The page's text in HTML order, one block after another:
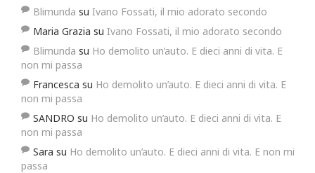
Blimunda su Ivano Fossati, il mio adorato secondo
Maria Grazia su Ivano Fossati, il mio adorato secondo
Blimunda su Ho demolito un’auto. E dieci anni di vita. E
non mi passa
Francesca su Ho demolito un’auto. E dieci anni di vita. E
non mi passa
SANDRO su Ho demolito un’auto. E dieci anni di vita. E
non mi passa
Sara su Ho demolito un’auto. E dieci anni di vita. E non mi
passa